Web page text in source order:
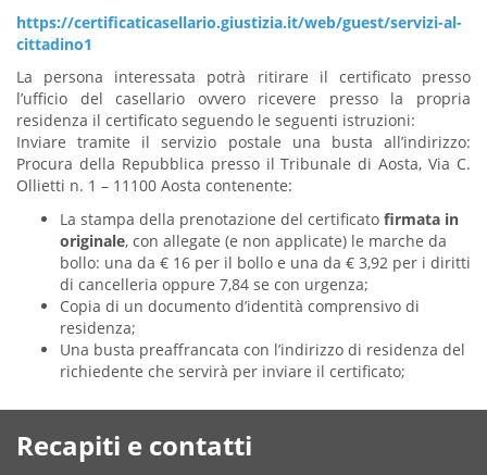
https://certificaticasellario.giustizia.it/web/guest/servizi-al-
cittadino1
La persona interessata potrà ritirare il certificato presso
l’ufficio del casellario ovvero ricevere presso la propria
residenza il certificato seguendo le seguenti istruzioni:
Inviare tramite il servizio postale una busta all’indirizzo:
Procura della Repubblica presso il Tribunale di Aosta, Via C.
Ollietti n. 1 – 11100 Aosta contenente:
La stampa della prenotazione del certificato firmata in
originale, con allegate (e non applicate) le marche da
bollo: una da € 16 per il bollo e una da € 3,92 per i diritti
di cancelleria oppure 7,84 se con urgenza;
Copia di un documento d’identità comprensivo di
residenza;
Una busta preaffrancata con l’indirizzo di residenza del
richiedente che servirà per inviare il certificato;
Recapiti e contatti